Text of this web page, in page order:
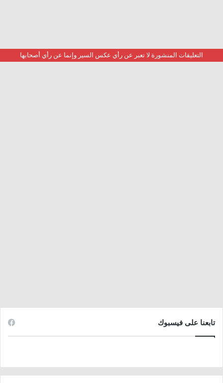
التعليقات المنشورة لا تعبر عن رأي عكس السير وإنما عن رأي أصحابها
تابعنا على فيسبوك